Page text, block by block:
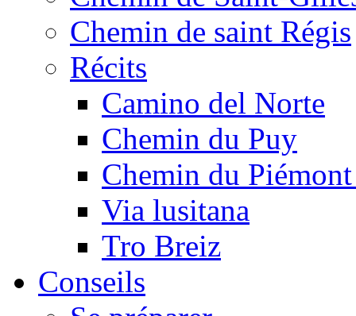
Chemin de saint Régis
Récits
Camino del Norte
Chemin du Puy
Chemin du
Via lusitana
Tro Breiz
Conseils